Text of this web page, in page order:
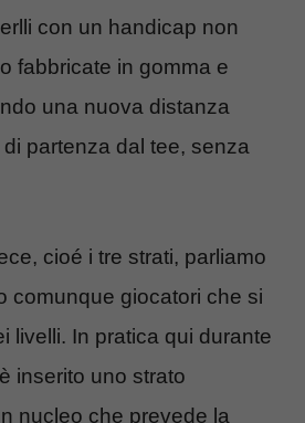
con un handicap non
fabbricate in gomma e
una nuova distanza
partenza dal tee, senza
cioé i tre strati, parliamo
comunque giocatori che si
livelli. In pratica qui durante
inserito uno strato
nucleo che prevede la